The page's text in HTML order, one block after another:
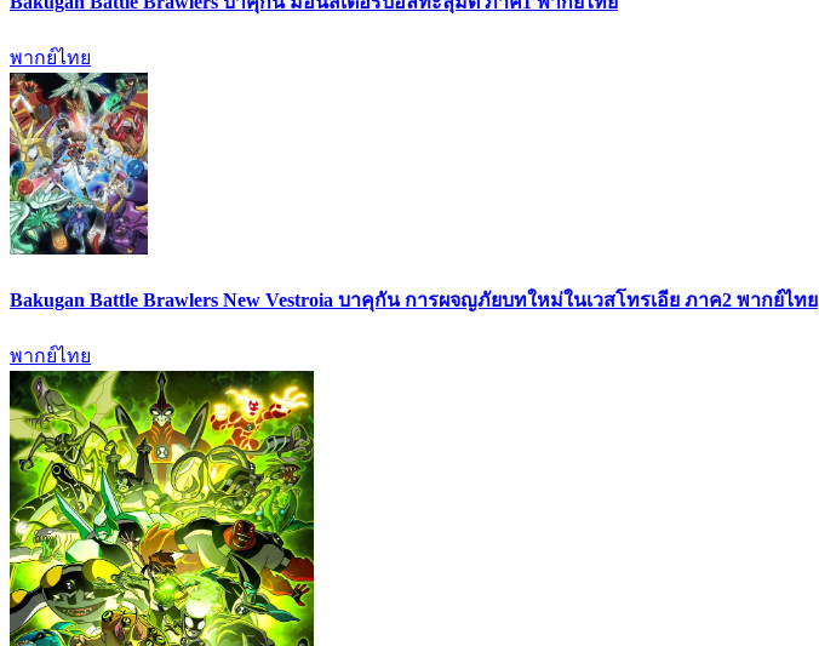
พากย์ไทย
Bakugan Battle Brawlers New Vestroia บาคุกัน การผจญภัยบทใหม่ในเวสโทรเอีย ภาค2 พากย์ไทย
พากย์ไทย